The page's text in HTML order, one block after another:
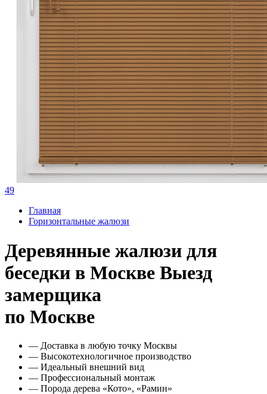
49
Главная
Горизонтальные жалюзи
Деревянные жалюзи для
беседки в Москве Выезд
замерщика
по Москве
— Доставка в любую точку Москвы
— Высокотехнологичное производство
— Идеальный внешний вид
— Профессиональный монтаж
— Порода дерева «Кото», «Рамин»